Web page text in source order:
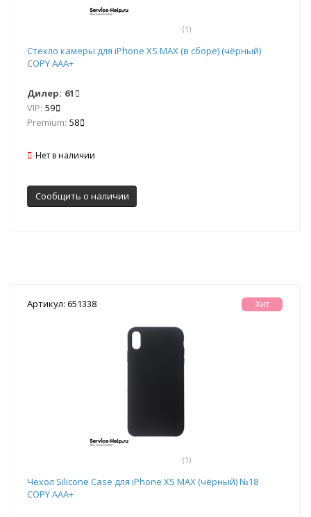
(1)
Стекло камеры для iPhone XS MAX (в сборе) (чёрный)
COPY AAA+
Дилер: 61
VIP: 59
Premium: 58
Нет в наличии
Сообщить о наличии
Артикул: 651338
(1)
Хит
Чехол Silicone Case для iPhone XS MAX (чёрный) №18
COPY AAA+